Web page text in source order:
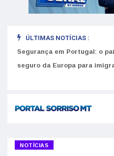
ÚLTIMAS NOTÍCIAS :
Segurança em Portugal: o
seguro da Europa para
NOTÍCIAS